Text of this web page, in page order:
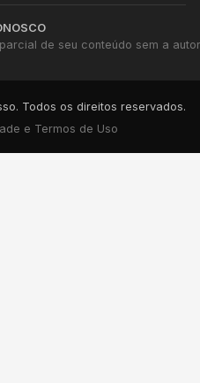
de seu conteúdo sem a
Todos os direitos reservados.
e Termos de Uso